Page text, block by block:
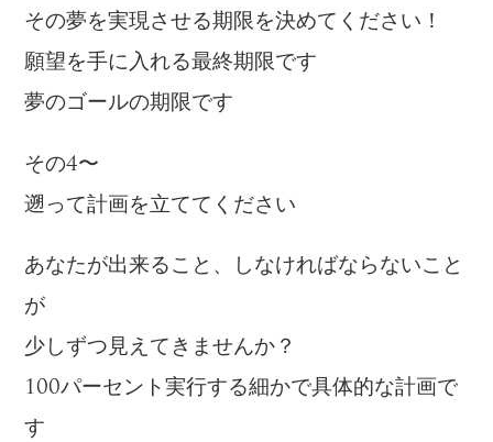
その夢を実現させる期限を決めてください！
願望を手に入れる最終期限です
夢のゴールの期限です
その4〜
遡って計画を立ててください
あなたが出来ること、しなければならないこと
が
少しずつ見えてきませんか？
100パーセント実行する細かで具体的な計画で
す